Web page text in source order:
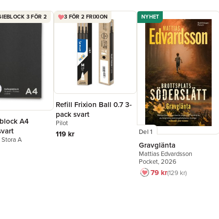
3 FÖR 2
A4
A
3 FÖR 2 FRIXION
Refill Frixion Ball 0.7 3-
pack svart
Pilot
119 kr
NYHET
Del 1
Gravglänta
Mattias Edvardsson
Pocket, 2026
79 kr129 kr